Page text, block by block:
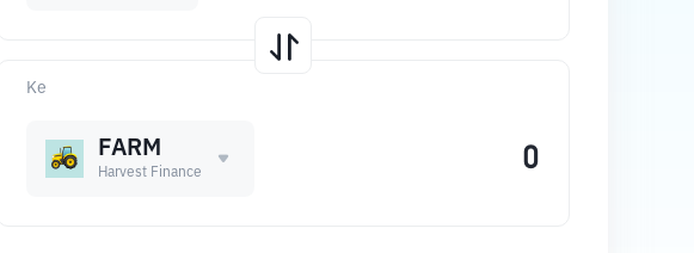
Ke
FARM
Harvest Finance